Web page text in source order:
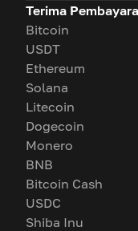
Terima
Bitcoin
USDT
Ethereum
Solana
Litecoin
Dogecoin
Monero
BNB
Bitcoin Cash
USDC
Shiba Inu